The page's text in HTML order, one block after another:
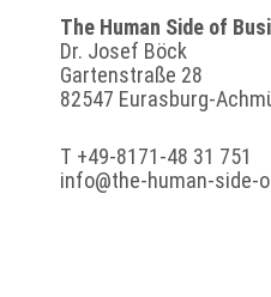
The Human Side of
Dr. Josef Böck
Gartenstraße 28
82547 Eurasburg-
T +49-8171-48 31 751
info@the-human-side-